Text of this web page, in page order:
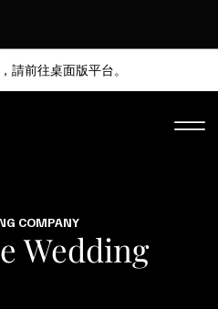
請前往桌面版平台。